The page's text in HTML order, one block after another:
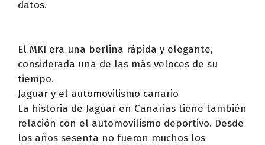
datos.
El MKI era una berlina rápida y elegante,
considerada una de las más veloces de su
tiempo.
Jaguar y el automovilismo canario
La historia de Jaguar en Canarias tiene también
relación con el automovilismo deportivo. Desde
los años sesenta no fueron muchos los